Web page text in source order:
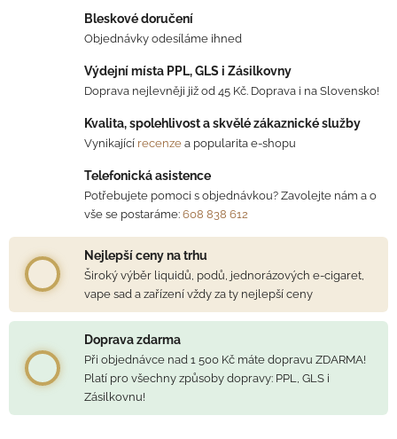
Bleskové doručení
Objednávky odesíláme ihned
Výdejní místa PPL, GLS i Zásilkovny
Doprava nejlevněji již od 45 Kč. Doprava i na Slovensko!
Kvalita, spolehlivost a skvělé zákaznické služby
Vynikající recenze a popularita e-shopu
Telefonická asistence
Potřebujete pomoci s objednávkou? Zavolejte nám a o
vše se postaráme: 608 838 612
Nejlepší ceny na trhu
Široký výběr liquidů, podů, jednorázových e-cigaret,
vape sad a zařízení vždy za ty nejlepší ceny
Doprava zdarma
Při objednávce nad 1 500 Kč máte dopravu ZDARMA!
Platí pro všechny způsoby dopravy: PPL, GLS i
Zásilkovnu!